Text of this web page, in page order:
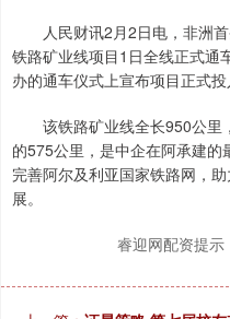
人民财讯2月2日电，非洲
铁路矿业线项目1日全线正式通
办的通车仪式上宣布项目正式投
该铁路矿业线全长950公里
的575公里，是中企在阿承建
完善阿尔及利亚国家铁路网，
展。
睿迎网配资提示